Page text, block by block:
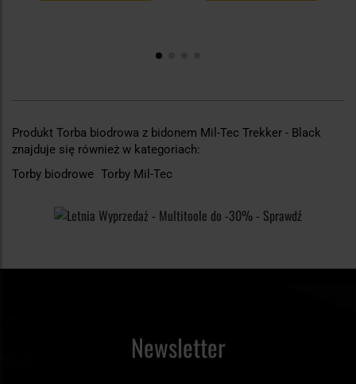
Produkt Torba biodrowa z bidonem Mil-Tec Trekker - Black
znajduje się również w kategoriach:
Torby biodrowe Torby Mil-Tec
Newsletter